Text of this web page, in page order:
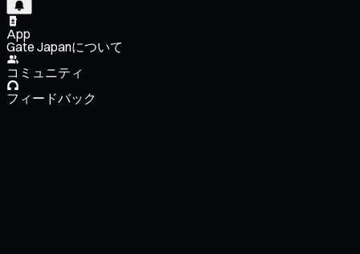
App
Gate Japanについて
コミュニティ
フィードバック